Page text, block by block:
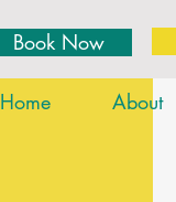
Book Now
Home About